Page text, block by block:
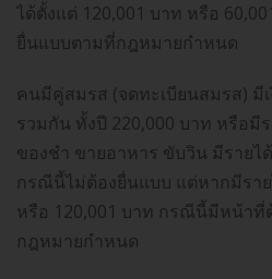
ได้ตั้งแต่ 120,001 บาท หรือ
ยื่นแบบตามที่กฎหมายกำหนด
คนมีคู่สมรส (จดทะเบียนสมรส) มีเ
รวมกัน ทั้งปี 220,000 บาท หรือมี
ของชำ ขายอาหาร ขับวิน มีรายไ
กรณีนี้ไม่ต้องยื่นแบบ แต่หากมีราย
หรือ 120,001 บาท กรณีนี้มีหน้าที่
กฎหมายกำหนด